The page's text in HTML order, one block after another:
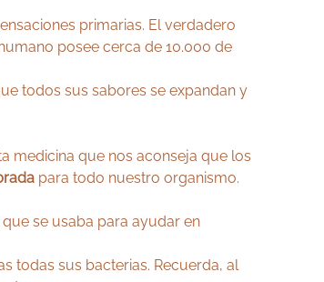
primarias. El verdadero
posee cerca de 10.000 de
todos sus sabores se expandan y
medicina que nos aconseja que los
para todo nuestro organismo.
se usaba para ayudar en
todas sus bacterias. Recuerda, al